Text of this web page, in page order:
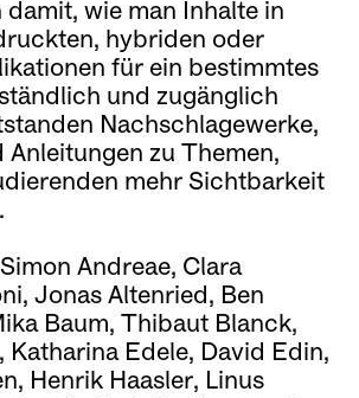
wie man Inhalte in
hybriden oder
für ein bestimmtes
und zugänglich
Nachschlagewerke,
Anleitungen zu Themen,
mehr Sichtbarkeit
Andreae, Clara
Jonas Altenried, Ben
Baum, Thibaut Blanck,
Katharina Edele, David Edin,
Henrik Haasler, Linus